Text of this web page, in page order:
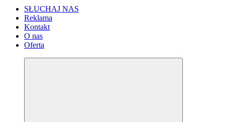
SŁUCHAJ NAS
Reklama
Kontakt
O nas
Oferta